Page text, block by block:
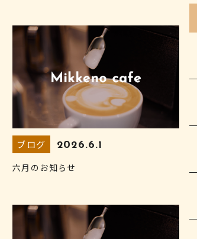
ブログ 2026.6.1
六月のお知らせ